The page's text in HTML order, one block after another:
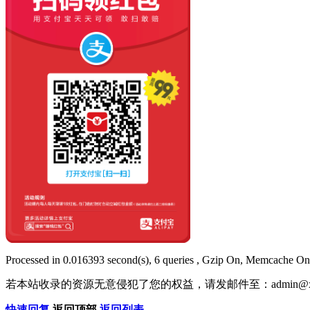
Processed in 0.016393 second(s), 6 queries , Gzip On, Memcache
若本站收录的资源无意侵犯了您的权益，请发邮件至：